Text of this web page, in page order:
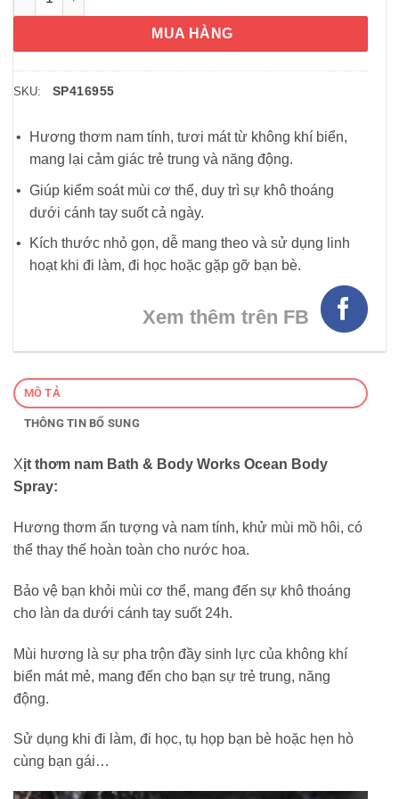
MUA HÀNG
SKU: SP416955
Hương thơm nam tính, tươi mát từ không khí biển,
mang lại cảm giác trẻ trung và năng động.
Giúp kiểm soát mùi cơ thể, duy trì sự khô thoáng
dưới cánh tay suốt cả ngày.
Kích thước nhỏ gọn, dễ mang theo và sử dụng linh
hoạt khi đi làm, đi học hoặc gặp gỡ bạn bè.
Xem thêm trên FB
MÔ TẢ
THÔNG TIN BỔ SUNG
Xịt thơm nam Bath & Body Works Ocean Body
Spray:
Hương thơm ấn tượng và nam tính, khử mùi mồ hôi, có
thể thay thế hoàn toàn cho nước hoa.
Bảo vệ bạn khỏi mùi cơ thể, mang đến sự khô thoáng
cho làn da dưới cánh tay suốt 24h.
Mùi hương là sự pha trộn đầy sinh lực của không khí
biển mát mẻ, mang đến cho bạn sự trẻ trung, năng
động.
Sử dụng khi đi làm, đi học, tụ họp bạn bè hoặc hẹn hò
cùng bạn gái…